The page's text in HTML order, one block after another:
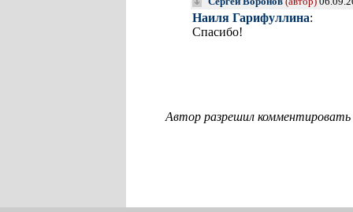
Наиля Гарифуллина:
Спасибо!
Автор разрешил